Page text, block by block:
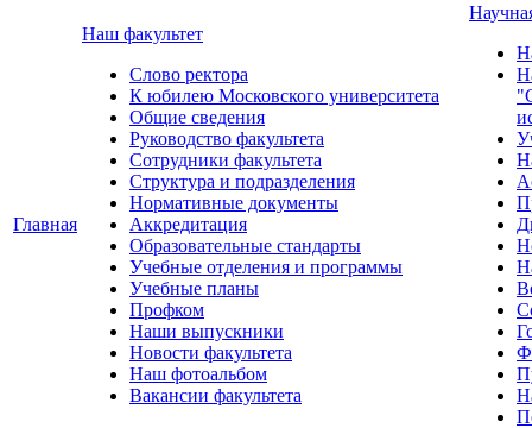
Главная
Наш факультет
Слово ректора
К юбилею Московского университета
Общие сведения
Руководство факультета
Сотрудники факультета
Структура и подразделения
Нормативные документы
Аккредитация
Образовательные стандарты
Учебные отделения и программы
Учебные планы
Профком
Наши выпускники
Новости факультета
Наш фотоальбом
Вакансии факультета